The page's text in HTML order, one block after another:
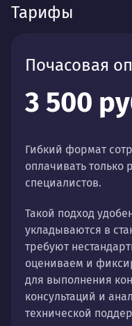
Тарифы
Почасовая
3 500
Гибкий формат
оплачивать только
специалистов.
Такой подход
укладываются в
требуют
оцениваем и
для выполнения
консультаций и
технической